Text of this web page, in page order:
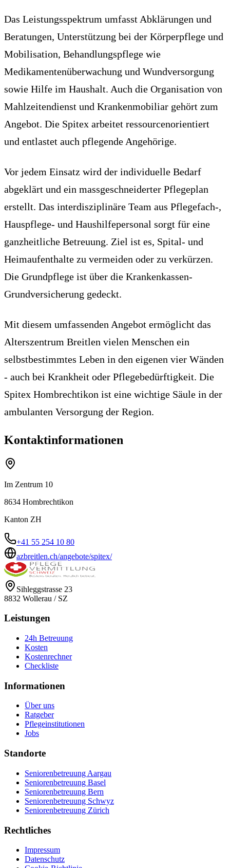
Das Leistungsspektrum umfasst Abklärungen und
Beratungen, Unterstützung bei der Körperpflege und
Mobilisation, Behandlungspflege wie
Medikamentenüberwachung und Wundversorgung
sowie Hilfe im Haushalt. Auch die Organisation von
Mahlzeitendienst und Krankenmobiliar gehört zum
Angebot. Die Spitex arbeitet ressourcenorientiert
und entlastet auch pflegende Angehörige.
Vor jedem Einsatz wird der individuelle Bedarf
abgeklärt und ein massgeschneiderter Pflegeplan
erstellt. Das interdisziplinäre Team aus Pflegefach-,
Hauspflege- und Haushilfepersonal sorgt für eine
ganzheitliche Betreuung. Ziel ist es, Spital- und
Heimaufenthalte zu vermeiden oder zu verkürzen.
Die Grundpflege ist über die Krankenkassen-
Grundversicherung gedeckt.
Mit diesem umfassenden Angebot ermöglicht das
Alterszentrum Breitlen vielen Menschen ein
selbstbestimmtes Leben in den eigenen vier Wänden
- auch bei Krankheit oder Pflegebedürftigkeit. Die
Spitex Hombrechtikon ist eine wichtige Säule in der
ambulanten Versorgung der Region.
Kontaktinformationen
Im Zentrum 10
8634 Hombrechtikon
Kanton ZH
+41 55 254 10 80
azbreitlen.ch/angebote/spitex/
Sihleggstrasse 23
8832 Wollerau / SZ
Leistungen
24h Betreuung
Kosten
Kostenrechner
Checkliste
Informationen
Über uns
Ratgeber
Pflegeinstitutionen
Jobs
Standorte
Seniorenbetreuung Aargau
Seniorenbetreuung Basel
Seniorenbetreuung Bern
Seniorenbetreuung Schwyz
Seniorenbetreuung Zürich
Rechtliches
Impressum
Datenschutz